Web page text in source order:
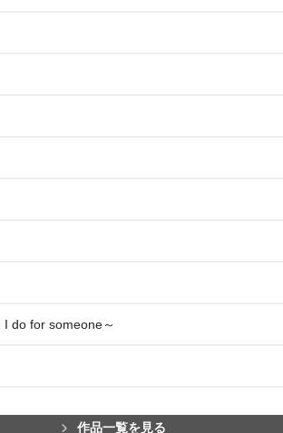
do for someone～
作品一覧を見る